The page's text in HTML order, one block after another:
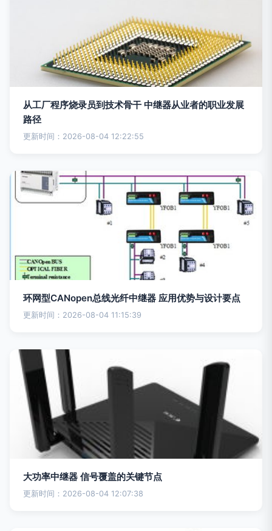
从工厂程序烧录员到技术骨干 中继器从业者的职业发展
路径
更新时间：2026-08-04 12:22:55
环网型CANopen总线光纤中继器 应用优势与设计要点
更新时间：2026-08-04 11:15:39
大功率中继器 信号覆盖的关键节点
更新时间：2026-08-04 12:07:38